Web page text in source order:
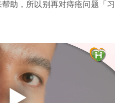
助，所以别再对痔疮问题「习